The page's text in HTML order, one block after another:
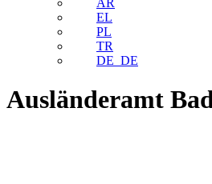
AR
EL
PL
TR
DE_DE
Ausländeramt